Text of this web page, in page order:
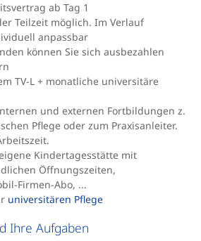
ab Tag 1
Teilzeit möglich. Im Verlauf
anpassbar
können Sie sich ausbezahlen
TV-L + monatliche universitäre
und externen Fortbildungen z.
Pflege oder zum Praxisanleiter.
Kindertagesstätte mit
Öffnungszeiten,
Firmen-Abo, ...
universitären Pflege
Ihre Aufgaben